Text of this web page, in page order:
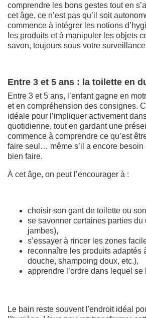
comprendre les bons gestes tout en
cet âge, ce n’est pas qu’il soit
commence à intégrer les notions
les produits et à manipuler les objets
savon, toujours sous votre
Entre 3 et 5 ans : la toilette en
Entre 3 et 5 ans, l’enfant gagne en
et en compréhension des consignes.
idéale pour l’impliquer activement
quotidienne, tout en gardant une
commence à comprendre ce qu’est
faire seul… même s’il a encore besoin
bien faire.
À cet âge, on peut l’encourager à :
choisir son gant de toilette ou
se savonner certaines parties du
jambes),
s’essayer à rincer les zones
reconnaître les produits adaptés
douche, shampoing doux, etc.),
apprendre l’ordre dans lequel se
Le bain reste souvent l'endroit idéal